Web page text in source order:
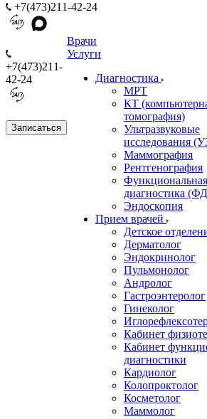
+7(473)211-42-24
+7(473)211-
42-24
Записаться
Врачи
Услуги
Диагностика
МРТ
КТ
томография)
Ультразвуковые
исследования
Маммография
Рентгенография
Функциональная
диагностика
Эндоскопия
Прием врачей
Детское
Дерматолог
Эндокринолог
Пульмонолог
Андролог
Гастроэнтеролог
Гинеколог
Кабинет
Кабинет
диагностики
Кардиолог
Колопроктолог
Косметолог
Маммолог